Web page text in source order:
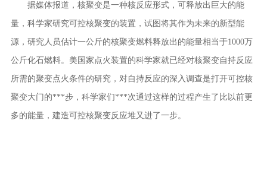
据媒体报道，核聚变是一种核反应形式，可释放出巨大的能
量，科学家研究可控核聚变的装置，试图将其作为未来的新型能
源，研究人员估计一公斤的核聚变燃料释放出的能量相当于1000万
公斤化石燃料。美国家点火装置的科学家就已经对核聚变自持反应
所需的聚变点火条件的研究，对自持反应的深入调查是打开可控核
聚变大门的***步，科学家们***次通过这样的过程产生了比以前更
多的能量，建造可控核聚变反应堆又进了一步。